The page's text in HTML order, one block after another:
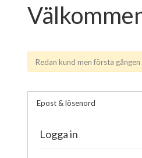
Redan kund men första
Epost & lösenord
Logga in